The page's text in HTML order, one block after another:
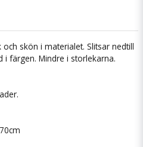
skön i materialet. Slitsar nedtill
i färgen. Mindre i storlekarna.